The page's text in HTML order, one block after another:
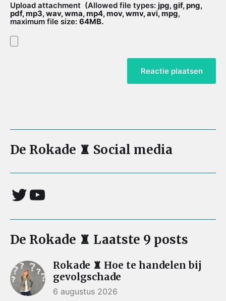
Upload attachment (Allowed file types: jpg, gif, png,
pdf, mp3, wav, wma, mp4, mov, wmv, avi, mpg,
maximum file size: 64MB.
De Rokade ♜ Social media
De Rokade ♜ Laatste 9 posts
Rokade ♜ Hoe te handelen bij
gevolgschade
6 augustus 2026